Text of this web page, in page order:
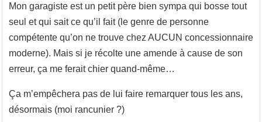
Mon garagiste est un petit père bien sympa qui bosse tout
seul et qui sait ce qu’il fait (le genre de personne
compétente qu’on ne trouve chez AUCUN concessionnaire
moderne). Mais si je récolte une amende à cause de son
erreur, ça me ferait chier quand-même…
Ça m’empêchera pas de lui faire remarquer tous les ans,
désormais (moi rancunier ?)